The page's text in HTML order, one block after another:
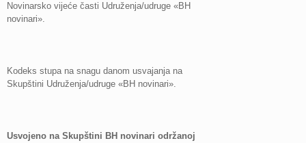
Novinarsko vijeće časti Udruženja/udruge «BH
novinari».
Kodeks stupa na snagu danom usvajanja na
Skupštini Udruženja/udruge «BH novinari».
Usvojeno na Skupštini BH novinari održanoj